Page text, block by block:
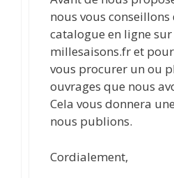
nous vous
catalogue en ligne
millesaisons.fr et
vous procurer un ou
ouvrages que nous
Cela vous donnera
nous publions.
Cordialement,